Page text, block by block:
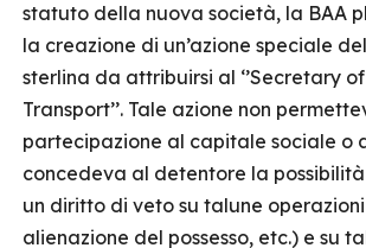
statuto della nuova società, la BAA
la creazione di un’azione speciale
sterlina da attribuirsi al ‘’Secretary
Transport’’. Tale azione non
partecipazione al capitale sociale o
concedeva al detentore la
un diritto di veto su talune operazioni
alienazione del possesso, etc.) e su